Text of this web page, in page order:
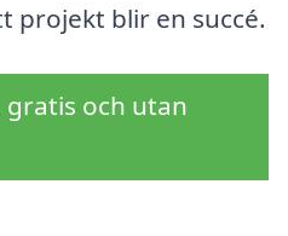
projekt blir en succé.
gratis och utan